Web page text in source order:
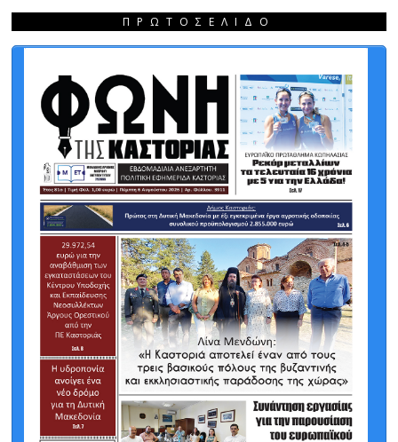
ΠΡΩΤΟΣΈΛΙΔΟ